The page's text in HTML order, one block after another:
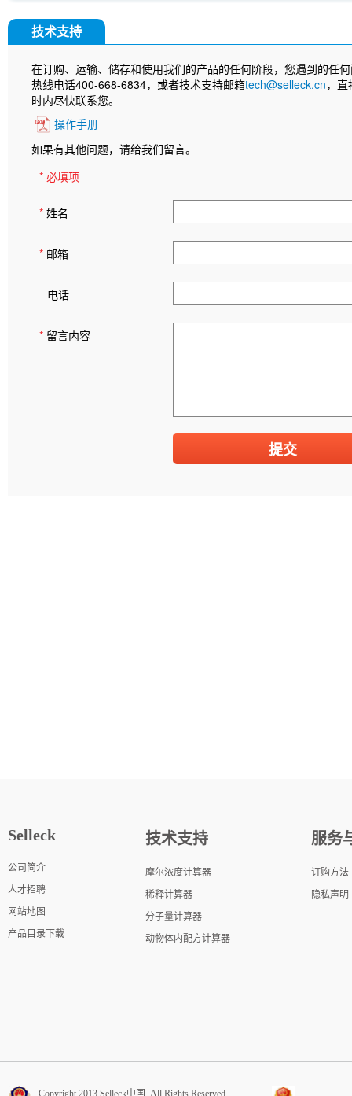
技术支持
在订购、运输、储存和使用我们的产品的任何阶段，您遇到的任
热线电话400-668-6834，或者技术支持邮箱tech@selleck.cn，
时内尽快联系您。
操作手册
如果有其他问题，请给我们留言。
* 必填项
* 姓名
* 邮箱
电话
* 留言内容
Selleck
公司简介
人才招聘
网站地图
产品目录下载
技术支持
摩尔浓度计算器
稀释计算器
分子量计算器
动物体内配方计算器
服务
订购方法
隐私声明